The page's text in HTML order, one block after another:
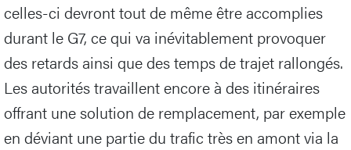
celles-ci devront tout de même être accomplies
durant le G7, ce qui va inévitablement provoquer
des retards ainsi que des temps de trajet rallongés.
Les autorités travaillent encore à des itinéraires
offrant une solution de remplacement, par exemple
en déviant une partie du trafic très en amont via la